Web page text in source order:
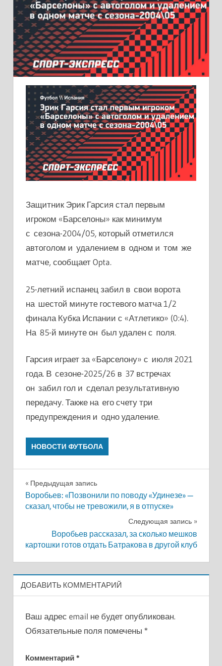
Защитник Эрик Гарсия стал первым
игроком «Барселоны» как минимум
с сезона-2004/05, который отметился
автоголом и удалением в одном и том же
матче, сообщает Opta.
25-летний испанец забил в свои ворота
на шестой минуте гостевого матча 1/2
финала Кубка Испании с «Атлетико» (0:4).
На 85-й минуте он был удален с поля.
Гарсия играет за «Барселону» с июля 2021
года. В сезоне-2025/26 в 37 встречах
он забил гол и сделал результативную
передачу. Также на его счету три
предупреждения и одно удаление.
НОВОСТИ ФУТБОЛА
Навигация
по
Предыдущая запись
Воробьев: «Позвонили по поводу «Удинезе» —
сказал, чтобы не тревожили, я в отпуске»
Следующая запись
Воробьев рассказал, за сколько мешков
картошки готов отдать Батракова в другой клуб
ДОБАВИТЬ КОММЕНТАРИЙ
Ваш адрес email не будет опубликован.
Обязательные поля помечены *
Комментарий *